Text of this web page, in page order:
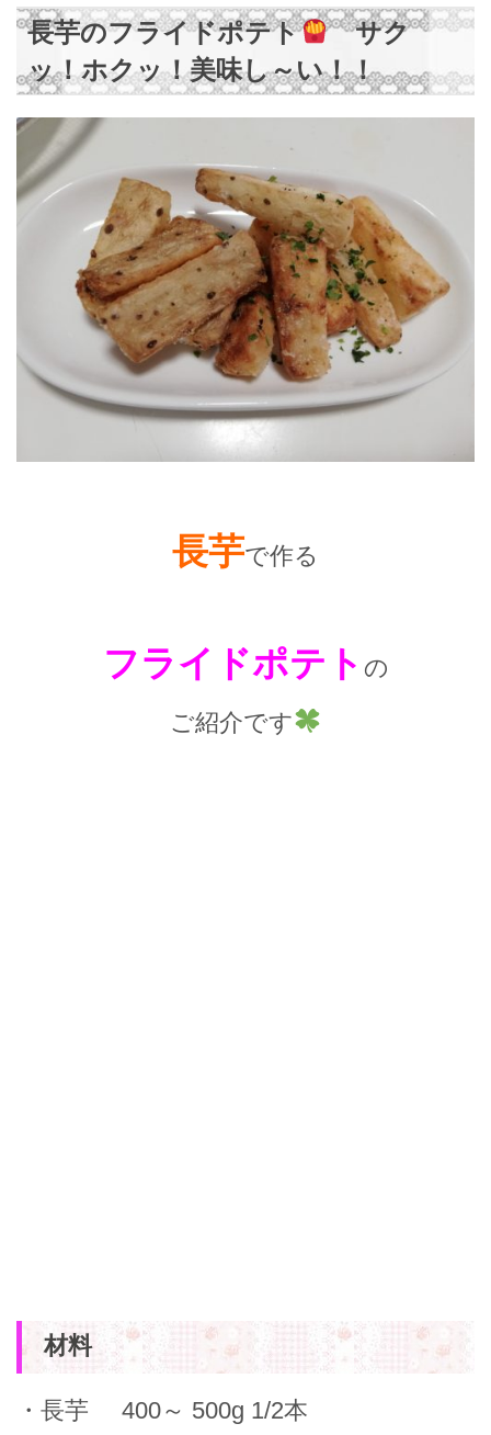
長芋のフライドポテト
サク
ッ！ホクッ！美味し～い！！
長芋で作る
フライドポテト の
ご紹介です
材料
・長芋 400～ 500g 1/2本